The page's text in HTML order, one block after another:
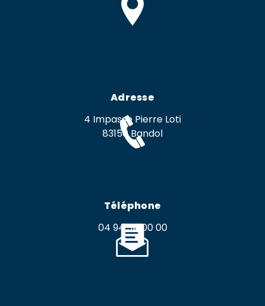
Adresse
4 Impasse Pierre Loti
83150 Bandol
Téléphone
04 94 34 00 00